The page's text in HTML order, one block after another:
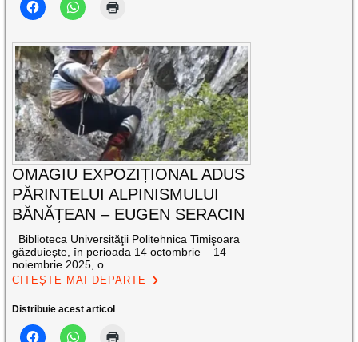
OMAGIU EXPOZIȚIONAL ADUS
PĂRINTELUI ALPINISMULUI
BĂNĂȚEAN – EUGEN SERACIN
Biblioteca Universităţii Politehnica Timişoara
găzduiește, în perioada 14 octombrie – 14
noiembrie 2025, o
CITEȘTE MAI DEPARTE
Distribuie acest articol